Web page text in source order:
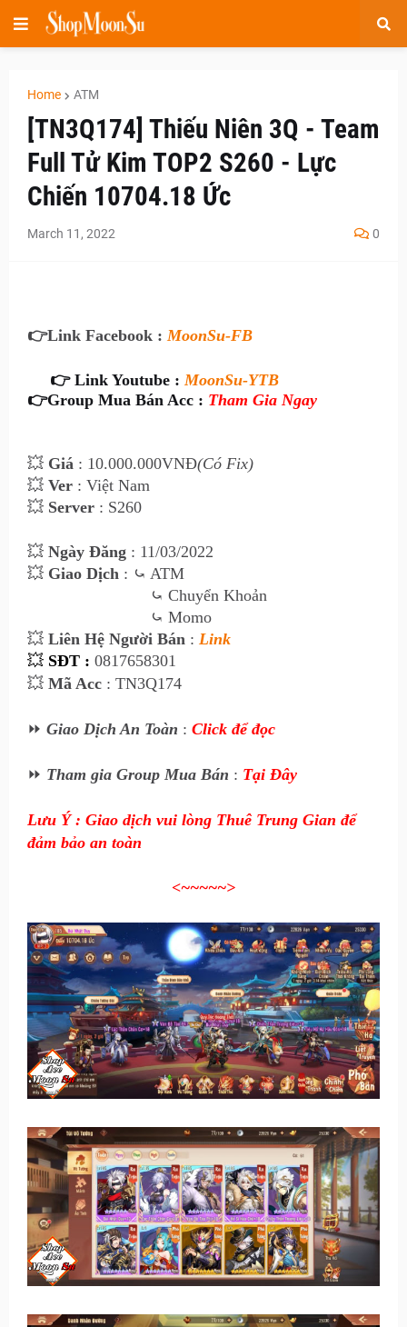
Home ATM
[TN3Q174] Thiếu Niên 3Q - Team
Full Tử Kim TOP2 S260 - Lực
Chiến 10704.18 Ức
March 11, 2022 0
👉Link Facebook :MoonSu-FB
👉 Link Youtube : MoonSu-YTB
👉Group Mua Bán Acc : Tham Gia Ngay
💥 Giá : 10.000.000VNĐ(Có Fix)
💥 Ver : Việt Nam
💥 Server : S260
💥 Ngày Đăng : 11/03/2022
💥 Giao Dịch : ⤿ ATM
⤿ Chuyển Khoản
⤿ Momo
💥 Liên Hệ Người Bán : Link
💥 SĐT : 0817658301
💥 Mã Acc : TN3Q174
⏩ Giao Dịch An Toàn : Click để đọc
⏩ Tham gia Group Mua Bán : Tại Đây
Lưu Ý : Giao dịch vui lòng Thuê Trung Gian để
đảm bảo an toàn
<~~~~~>